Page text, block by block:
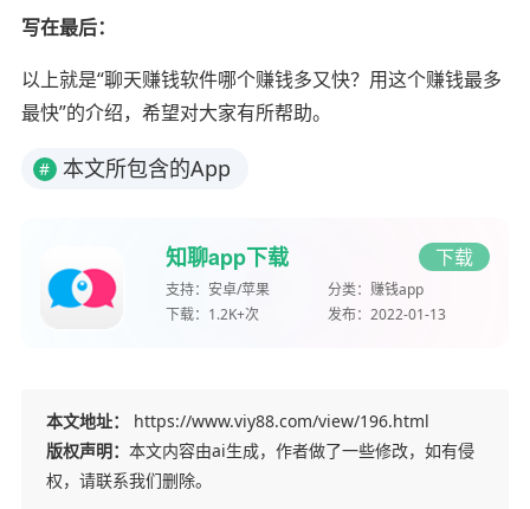
写在最后：
以上就是“聊天赚钱软件哪个赚钱多又快？用这个赚钱最多
最快”的介绍，希望对大家有所帮助。
# 本文所包含的App
知聊app下载 下载
支持： 安卓/苹果 分类： 赚钱app
下载： 1.2K+次 发布： 2022-01-13
本文地址：
https://www.viy88.com/view/196.html
版权声明： 本文内容由ai生成，作者做了一些修改，如有侵
权，请联系我们删除。